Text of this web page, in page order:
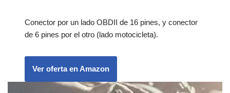
Conector por un lado OBDII de 16 pines, y conector
de 6 pines por el otro (lado motocicleta).
Ver oferta en Amazon